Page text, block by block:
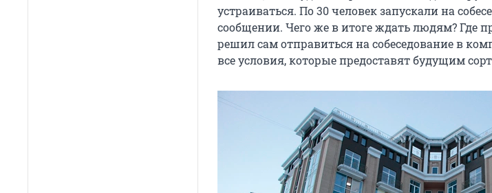
устраиваться. По 30 человек запускали на
сообщении. Чего же в итоге ждать людям? Где
решил сам отправиться на собеседование в
все условия, которые предоставят будущим